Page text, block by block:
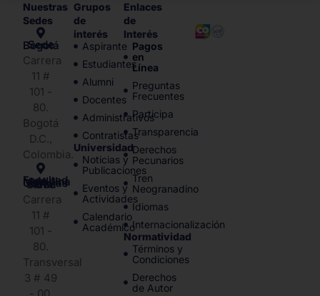
Nuestras
Sedes
Sede Bogotá
Carrera
11 #
101 -
80.
Bogotá
D.C.,
Colombia.
Facultad de Medicina y Ciencias de la Salud
Carrera
11 #
101 -
80.
Transversal
3 # 49
Grupos
de
interés
Aspirante
Estudiantes
Alumni
Docentes
Administrativos
Contratistas
Universidad
Noticias y
Publicaciones
Eventos y
Actividades
Calendario
Académico
Enlaces
de
Interés
Pagos
en
Línea
Preguntas
Frecuentes
Participa
Transparencia
Derechos
Pecunarios
Tren
Neogranadino
Idiomas
Internacionalización
Normatividad
Términos y
Condiciones
Derechos
de Autor